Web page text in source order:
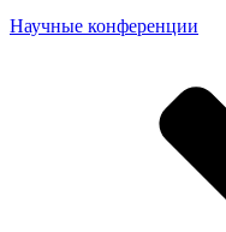
Научные конференции